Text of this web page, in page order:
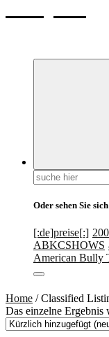
Suchen
nach:
Oder sehen Sie
[:de]preise[:]
ABKCSHOWS
American Bully
Home / Classified
Das einzelne Ergebnis